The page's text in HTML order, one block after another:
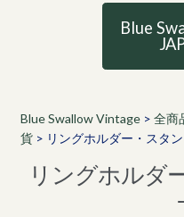
Blue
Blue Swallow Vintage> 全商
貨> リングホルダー・スタ
リングホルダ